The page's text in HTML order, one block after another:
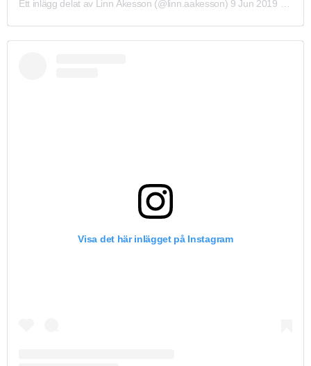
Ett inlägg delat av Linn Åkesson (@linn.aakesson) 9 Jun 2019 kl. 12:02 PDT
Visa det här inlägget på Instagram